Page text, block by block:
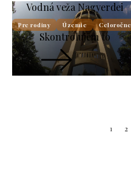
Vodná veža Nagyerdei
Pre rodiny Územie Celoročne
Skontrolujem to
1 2